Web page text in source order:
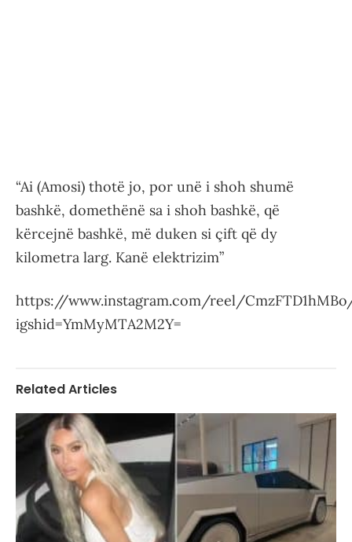
“Ai (Amosi) thotë jo, por unë i shoh shumë
bashkë, domethënë sa i shoh bashkë, që
kërcejnë bashkë, më duken si çift që dy
kilometra larg. Kanë elektrizim”
https://www.instagram.com/reel/
igshid=YmMyMTA2M2Y=
Related Articles